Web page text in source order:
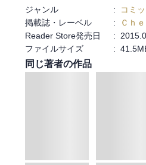
ジャンル : コミ
掲載誌・レーベル
: Ｃｈ
Reader Store発売日
:
ファイルサイズ
:
同じ著者の作品